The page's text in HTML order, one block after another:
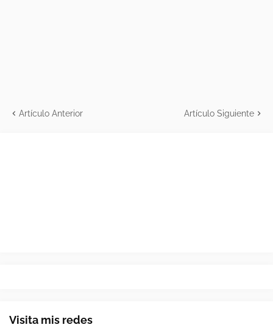
Artículo Anterior Artículo Siguiente
Visita mis redes